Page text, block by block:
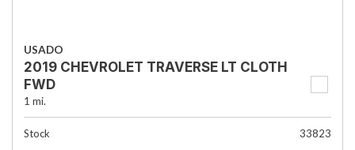
USADO
2019 CHEVROLET TRAVERSE LT CLOTH
FWD
1 mi.
Stock
33823